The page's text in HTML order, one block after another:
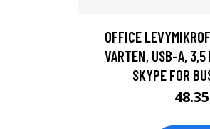
OFFICE
VARTEN, USB-A,
SKYPE FOR